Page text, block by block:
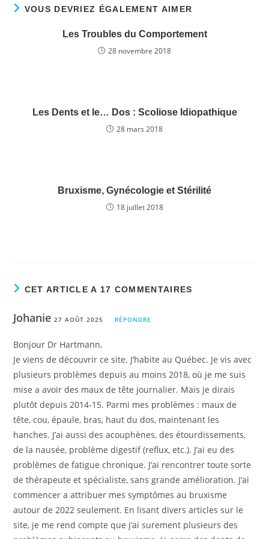
b dI
n
er
VOUS DEVRIEZ ÉGALEMENT AIMER
Les Troubles du Comportement
28 novembre 2018
Les Dents et le… Dos : Scoliose Idiopathique
28 mars 2018
Bruxisme, Gynécologie et Stérilité
18 juillet 2018
CET ARTICLE A 17 COMMENTAIRES
Johanie27 AOÛT 2025 RÉPONDRE
Bonjour Dr Hartmann,
Je viens de découvrir ce site. J’habite au Québec. Je vis avec
plusieurs problèmes depuis au moins 2018, où je me suis
mise a avoir des maux de tête journalier. Mais je dirais
plutôt depuis 2014-15. Parmi mes problèmes : maux de
tête, cou, épaule, bras, haut du dos, maintenant les
hanches. J’ai aussi des acouphènes, des étourdissements,
de la nausée, problème digestif (reflux, etc.). J’ai eu des
problèmes de fatigue chronique. J’ai rencontrer toute sorte
de thérapeute et spécialiste, sans grande amélioration. J’ai
commencer a attribuer mes symptômes au bruxisme
autour de 2022 seulement. En lisant divers articles sur le
site, je me rend compte que j’ai surement plusieurs des